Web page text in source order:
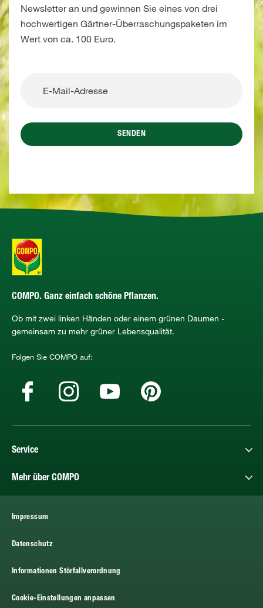
Newsletter an und gewinnen Sie eines von drei
hochwertigen Gärtner-Überraschungspaketen im
Wert von ca. 100 Euro.
SENDEN
COMPO. Ganz einfach schöne Pflanzen.
Ob mit zwei linken Händen oder einem grünen Daumen -
gemeinsam zu mehr grüner Lebensqualität.
Folgen Sie COMPO auf:
Service
Mehr über COMPO
Impressum
Datenschutz
Informationen Störfallverordnung
Cookie-Einstellungen anpassen